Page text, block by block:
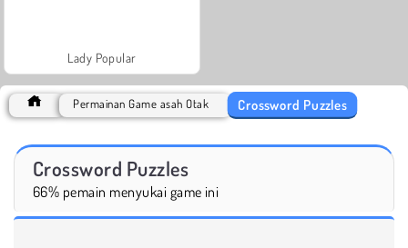
Lady Popular
Permainan Game asah Otak Crossword Puzzles
Crossword Puzzles
66% pemain menyukai game ini